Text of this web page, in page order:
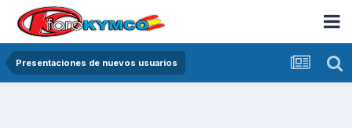
Presentaciones de nuevos usuarios